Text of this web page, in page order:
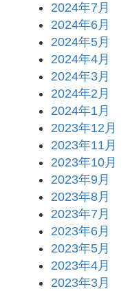
2024年7月
2024年6月
2024年5月
2024年4月
2024年3月
2024年2月
2024年1月
2023年12月
2023年11月
2023年10月
2023年9月
2023年8月
2023年7月
2023年6月
2023年5月
2023年4月
2023年3月